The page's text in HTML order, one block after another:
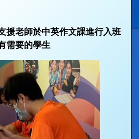
援老師於中英作文課進行入班
需要的學生